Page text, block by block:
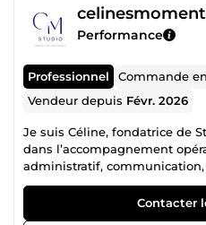
celinesmoment
Performance
Professionnel Commande
Vendeur depuis Févr. 2026
Je suis Céline, fondatrice de
dans l’accompagnement
administratif,
professionnelle et gestion de
entrepreneurs à gagner du
messages et à offrir une
Contacter